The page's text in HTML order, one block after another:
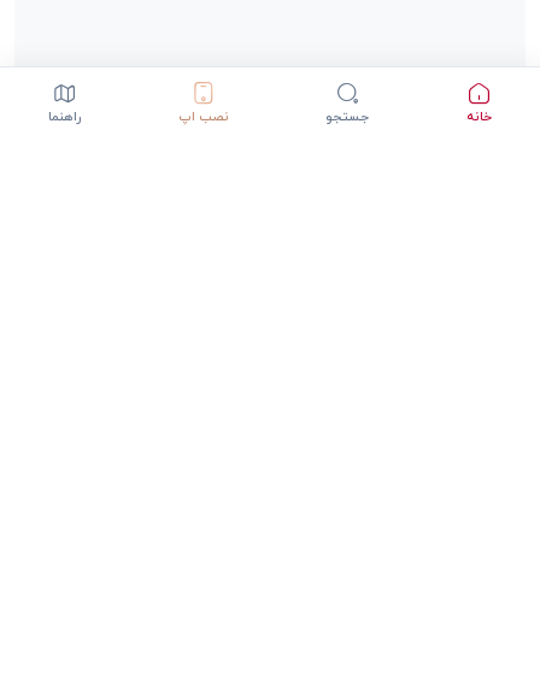
خانه جستجو نصب اپ راهنما